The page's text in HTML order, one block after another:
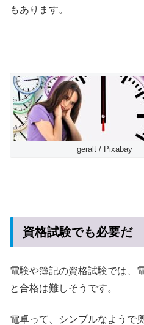
もあります。
geralt / Pixabay
資格試験でも必要だ
電験や簿記の資格試験では、
と合格は難しそうです。
電卓って、シンプルなようで